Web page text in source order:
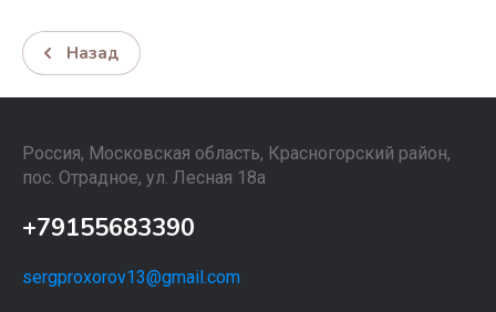
Назад
Россия, Московская область, Красногорский район,
пос. Отрадное, ул. Лесная 18а
+79155683390
sergproxorov13@gmail.com